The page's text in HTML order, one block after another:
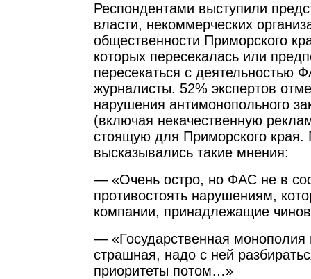
Респондентами выступили
власти, некоммерческих
общественности Приморского
которых пересекалась или
пересекаться с деятельностью
журналисты. 52% экспертов
нарушения антимонопольного
(включая некачественную
стоящую для Приморского края.
высказывались такие мнения:
— «Очень остро, но ФАС не в
противостоять нарушениям,
компании, принадлежащие
— «Государственная монополия
страшная, надо с ней
приоритеты потом…»